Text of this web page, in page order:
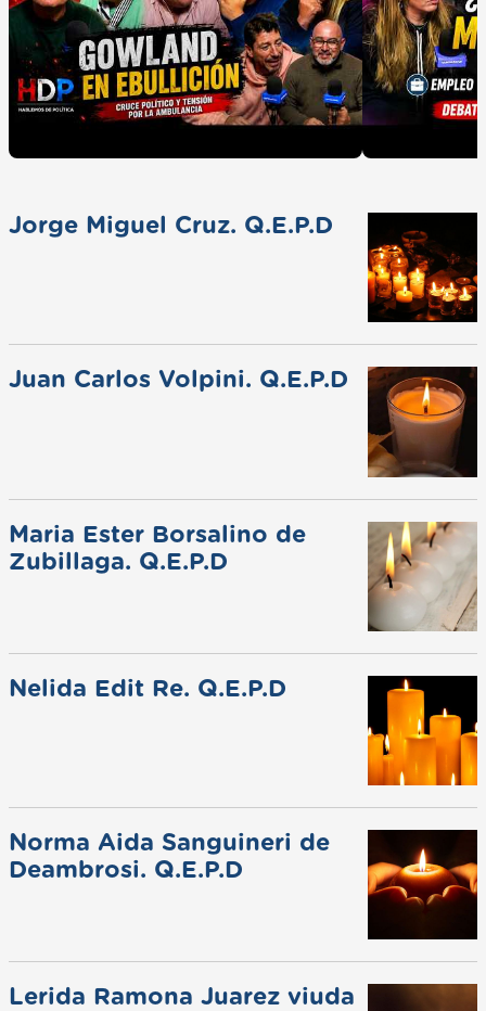
Jorge Miguel Cruz. Q.E.P.D
Juan Carlos Volpini. Q.E.P.D
Maria Ester Borsalino de
Zubillaga. Q.E.P.D
Nelida Edit Re. Q.E.P.D
Norma Aida Sanguineri de
Deambrosi. Q.E.P.D
Lerida Ramona Juarez viuda